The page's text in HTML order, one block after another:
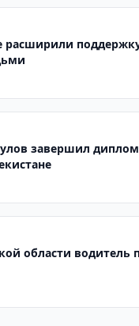
расширили
завершил
области водитель